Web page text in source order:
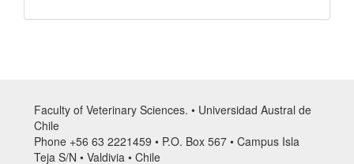
Faculty of Veterinary Sciences. • Universidad Austral de
Chile
Phone +56 63 2221459 • P.O. Box 567 • Campus Isla
Teja S/N • Valdivia • Chile